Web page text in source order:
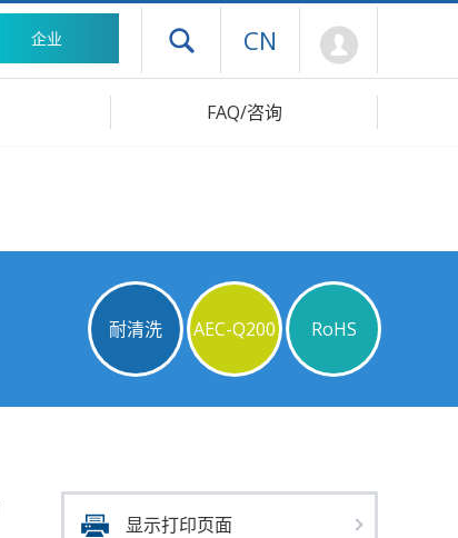
企业 打开抽屉菜单
CN
FAQ/咨询
耐清洗 AEC-Q200
RoHS
显示打印页面